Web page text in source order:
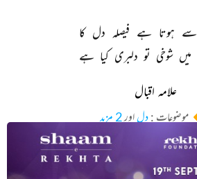
سے ہوتا ہے فیصلہ دل کا
میں شوخی تو دلبری کیا ہے
علامہ اقبال
موضوعات :دلاور2 مزید